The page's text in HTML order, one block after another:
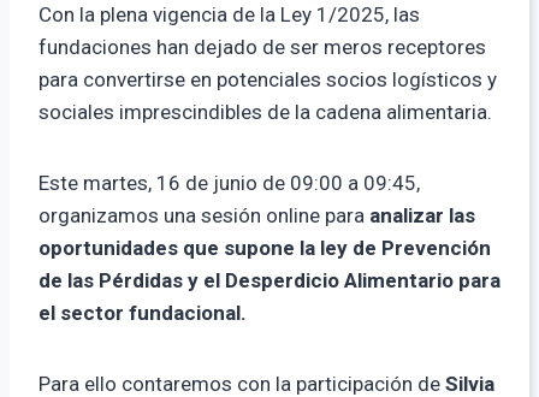
Con la plena vigencia de la Ley 1/2025, las
fundaciones han dejado de ser meros receptores
para convertirse en potenciales socios logísticos y
sociales imprescindibles de la cadena alimentaria.
Este martes, 16 de junio de 09:00 a 09:45,
organizamos una sesión online para analizar las
oportunidades que supone la ley de Prevención
de las Pérdidas y el Desperdicio Alimentario para
el sector fundacional.
Para ello contaremos con la participación de Silvia